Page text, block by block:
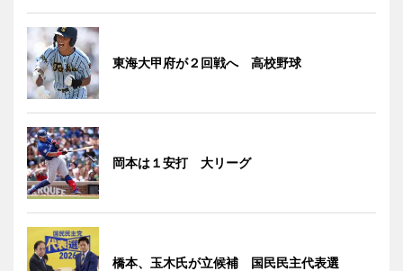
東海大甲府が２回戦へ 高校野球
岡本は１安打 大リーグ
橋本、玉木氏が立候補 国民民主代表選